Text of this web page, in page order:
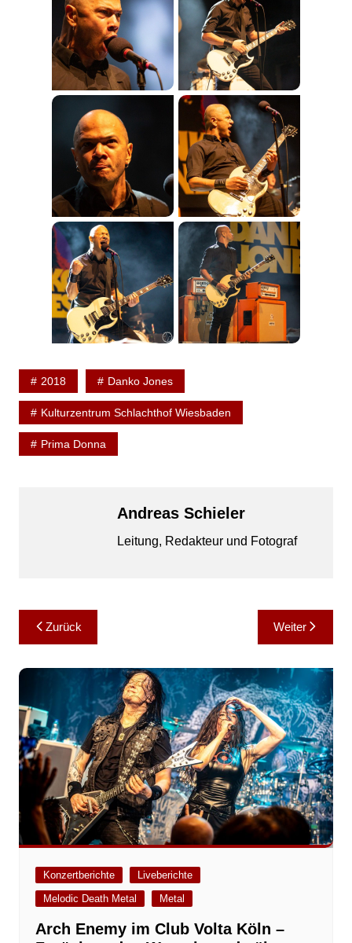
2018 Danko Jones
Kulturzentrum Schlachthof Wiesbaden
Prima Donna
Andreas Schieler
Leitung, Redakteur und Fotograf
Beitragsnavigation
Zurück Weiter
Konzertberichte
Liveberichte
Melodic Death Metal
Metal
Arch Enemy im Club Volta Köln –